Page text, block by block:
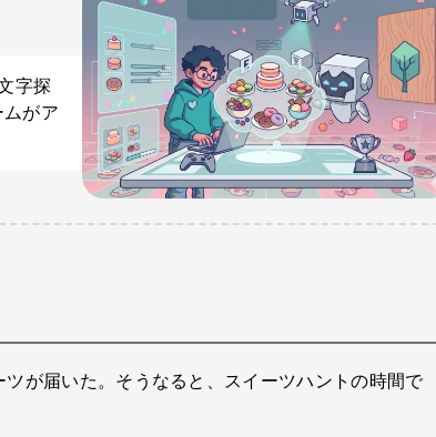
字探
がア
が届いた。そうなると、スイーツハントの時間で